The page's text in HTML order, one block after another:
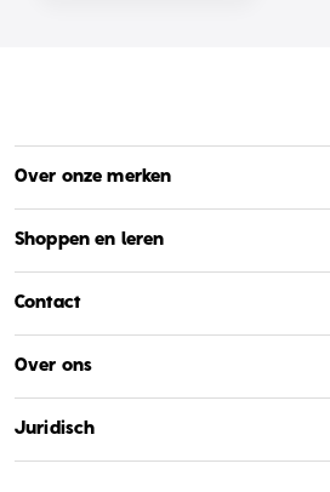
Over onze merken
Shoppen en leren
Contact
Over ons
Juridisch